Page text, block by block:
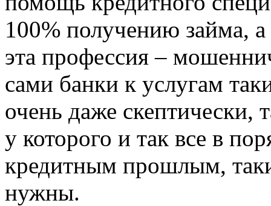
100% получению займа, а
эта профессия –
сами банки к услугам
очень даже скептически,
у которого и так все в
кредитным прошлым,
нужны.